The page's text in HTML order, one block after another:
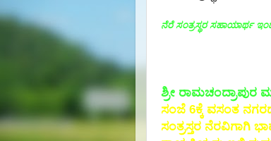
ನೆರೆ ಸಂತ್ರಸ್ಥರ ಸಹಾಯಾರ್ಥ
ಶ್ರೀ ರಾಮಚಂದ್ರಾಪುರ
ಸಂಜೆ 6ಕ್ಕೆ ವಸಂತ
ಸಂತ್ರಸ್ತರ ನೆರವಿಗಾಗಿ